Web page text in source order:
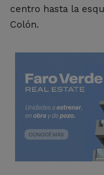
centro hasta la
Colón.